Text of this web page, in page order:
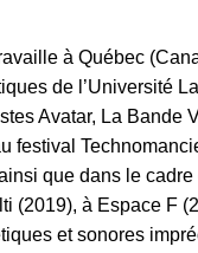
à Québec
de l’Université
Avatar, La
festival
que dans le
(2019), à Espace F
et sonores